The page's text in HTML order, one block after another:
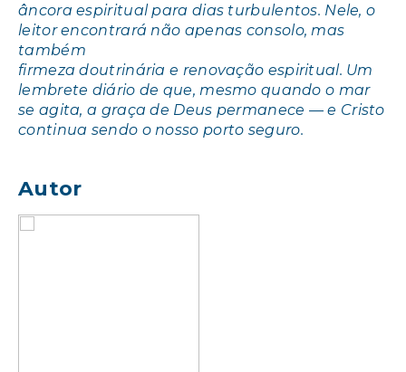
âncora espiritual para dias turbulentos. Nele, o
leitor encontrará não apenas consolo, mas
também
firmeza doutrinária e renovação espiritual. Um
lembrete diário de que, mesmo quando o mar
se agita, a graça de Deus permanece — e Cristo
continua sendo o nosso porto seguro.
Autor